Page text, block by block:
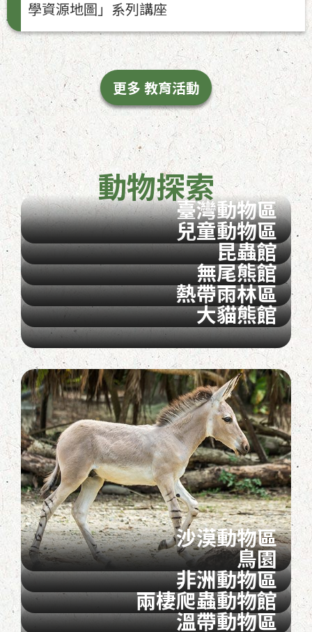
學資源地圖」系列講座
更多 教育活動
動物探索
臺灣動物區
兒童動物區
昆蟲館
無尾熊館
熱帶雨林區
大貓熊館
沙漠動物區
鳥園
非洲動物區
兩棲爬蟲動物館
溫帶動物區